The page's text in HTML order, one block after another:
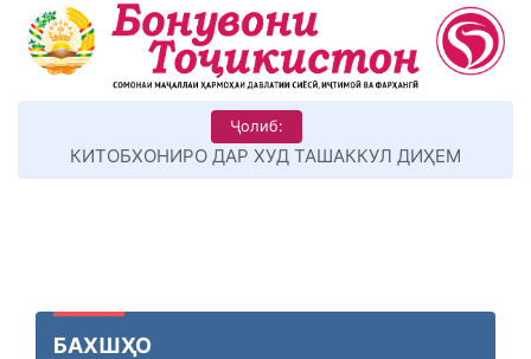
Ҷолиб:
КИТОБХОНИРО ДАР ХУД ТАШАККУЛ ДИҲЕМ
БАХШҲО